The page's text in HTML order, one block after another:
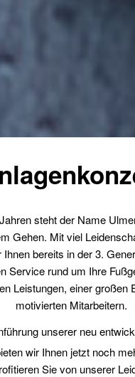
steht der Name
Gehen. Mit viel
Ihnen bereits in der 3.
Service rund um Ihre
Leistungen, einer großen
motivierten Mitarbeitern.
unserer neu
wir Ihnen jetzt noch
Sie von unserer